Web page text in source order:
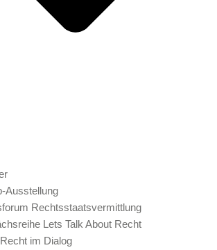
Ausstellung
Rechtsstaatsvermittlung
Lets Talk About Recht
im Dialog